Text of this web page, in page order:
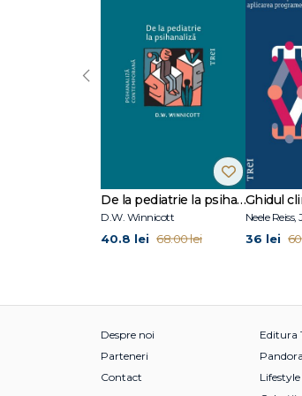
Iulian Tănase este scriitor, trainer de
de Filosofie, Universitatea București
publicat poezie (Iubitafizica, Adora,
(Oase migratoare, Melciclopedia) și
Instrumentelor Muzicale Imaginare
Graz, 2011. Are doi copii, Adora și
trilogia Teoriilor. De același autor, la
De la pediatrie la psihanaliză
D.W. Winnicott
40.8 lei 68.00 lei 36 lei
‹
Despre noi
Parteneri
Contact
Editura